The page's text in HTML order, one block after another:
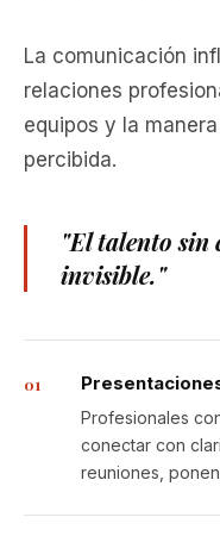
La comunicación
relaciones
equipos y la
percibida.
"El talento sin
invisible."
01
Profesionales
conectar con
reuniones,